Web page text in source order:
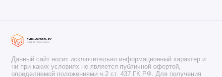
Данный сайт носит исключительно информационный характер и
ни при каких условиях не является публичной офертой,
определяемой положениями ч.2 ст. 437 ГК РФ. Для получения